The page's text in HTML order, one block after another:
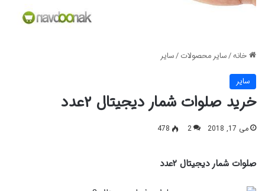
خانه/سایر محصولات/سایر
سایر
خرید صلوات شمار دیجیتال ۲عدد
می 17, 2018 2
478
صلوات شمار دیجیتال ۲عدد